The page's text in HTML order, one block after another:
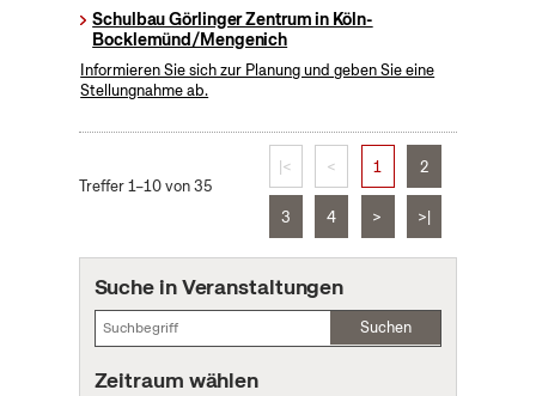
Schulbau Görlinger Zentrum in Köln-
Bocklemünd/Mengenich
Informieren Sie sich zur Planung und geben Sie eine
Stellungnahme ab.
Treffer 1–10 von 35
|< < 1 2
3 4 > >|
Suche in Veranstaltungen
Suchen
Zeitraum wählen